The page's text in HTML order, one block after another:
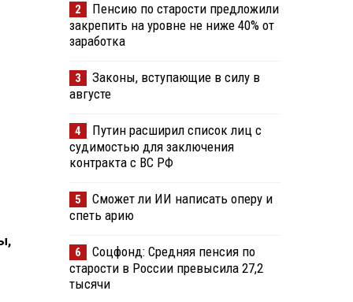
2
Пенсию по старости предложили
закрепить на уровне не ниже 40% от
заработка
3
Законы, вступающие в силу в
августе
4
Путин расширил список лиц с
судимостью для заключения
контракта с ВС РФ
5
Сможет ли ИИ написать оперу и
спеть арию
6
Соцфонд: Средняя пенсия по
старости в России превысила 27,2
тысячи